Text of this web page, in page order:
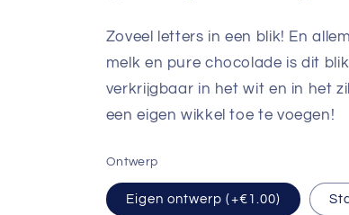
Zoveel letters in een blik! En
melk en pure chocolade is dit
verkrijgbaar in het wit en in het
een eigen wikkel toe te voegen!
Ontwerp
Eigen ontwerp (+€1.00)